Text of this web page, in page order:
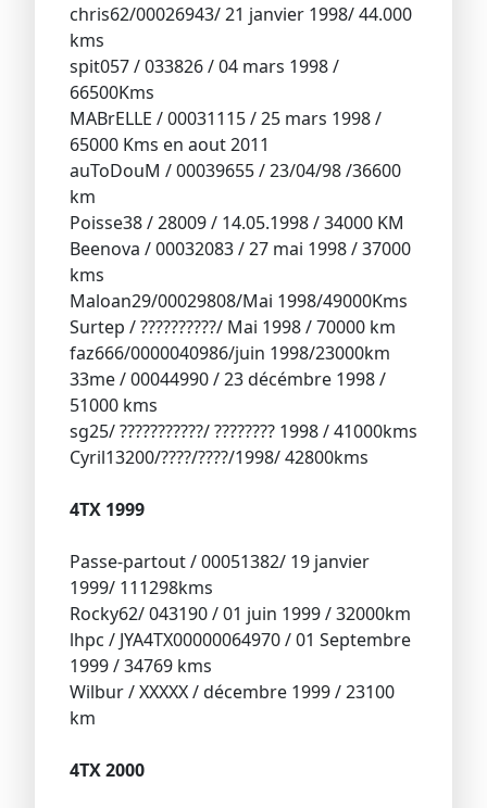
chris62/00026943/ 21 janvier 1998/ 44.000
kms
spit057 / 033826 / 04 mars 1998 /
66500Kms
MABrELLE / 00031115 / 25 mars 1998 /
65000 Kms en aout 2011
auToDouM / 00039655 / 23/04/98 /36600
km
Poisse38 / 28009 / 14.05.1998 / 34000 KM
Beenova / 00032083 / 27 mai 1998 / 37000
kms
Maloan29/00029808/Mai 1998/49000Kms
Surtep / ??????????/ Mai 1998 / 70000 km
faz666/0000040986/juin 1998/23000km
33me / 00044990 / 23 décémbre 1998 /
51000 kms
sg25/ ???????????/ ???????? 1998 / 41000kms
Cyril13200/????/????/1998/ 42800kms
4TX 1999
Passe-partout / 00051382/ 19 janvier
1999/ 111298kms
Rocky62/ 043190 / 01 juin 1999 / 32000km
lhpc / JYA4TX00000064970 / 01 Septembre
1999 / 34769 kms
Wilbur / XXXXX / décembre 1999 / 23100
km
4TX 2000